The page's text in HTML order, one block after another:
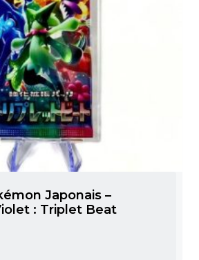
Japonais –
: Triplet Beat